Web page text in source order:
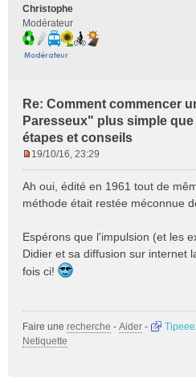
Christophe
Modérateur
Re: Comment commencer
Paresseux" plus simple
étapes et conseils
s
s
g
e
n
l
u
19/10/16, 23:29
Ah oui, édité en 1961 tout de
méthode était restée méconnue
Espérons que l'impulsion (et les
Didier et sa diffusion sur internet
fois ci!
Faire une recherche - Aider -
Netiquette